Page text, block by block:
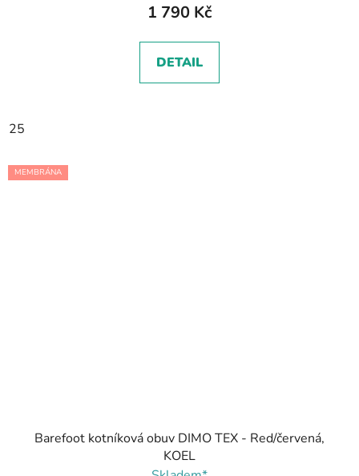
1 790 Kč
DETAIL
25
MEMBRÁNA
Barefoot kotníková obuv DIMO TEX - Red/červená,
KOEL